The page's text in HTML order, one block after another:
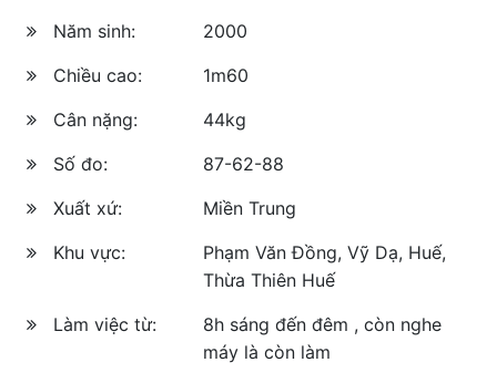
Năm sinh:
2000
Chiều cao:
1m60
Cân nặng:
44kg
Số đo:
87-62-88
Xuất xứ:
Miền Trung
Khu vực:
Phạm Văn Đồng, Vỹ Dạ, Huế,
Thừa Thiên Huế
Làm việc từ:
8h sáng đến đêm , còn nghe
máy là còn làm